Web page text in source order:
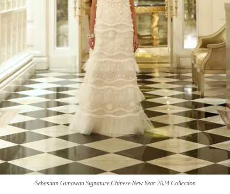
Sebastian Gunawan Signature Chinese New Year 2024 Collection